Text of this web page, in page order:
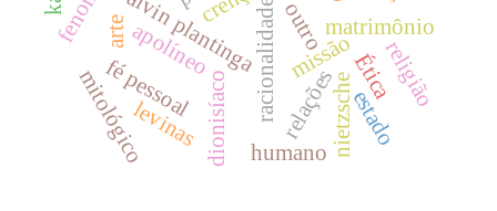
matrimônio
fé pessoal
alvin plantingaracionalidade missão
relaçõesnietzsche
apolíneo
dionisíaco
arte
Ética
mitológico humano
levinas
outro
religião
estado